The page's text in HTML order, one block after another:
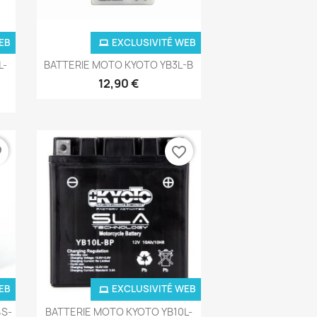
Aperçu rapide
BATTERIE MOTO KYOTO YB3L-B
12,90 €
EXCLUSIVITÉ WEB
Aperçu rapide
BATTERIE MOTO KYOTO YB10L-
EXCLUSIVITÉ WEB
favorite_border